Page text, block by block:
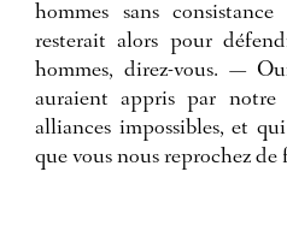
hommes sans
resterait alors pour
hommes, direz-vous. —
auraient appris par notre
alliances impossibles, et
que vous nous reprochez de